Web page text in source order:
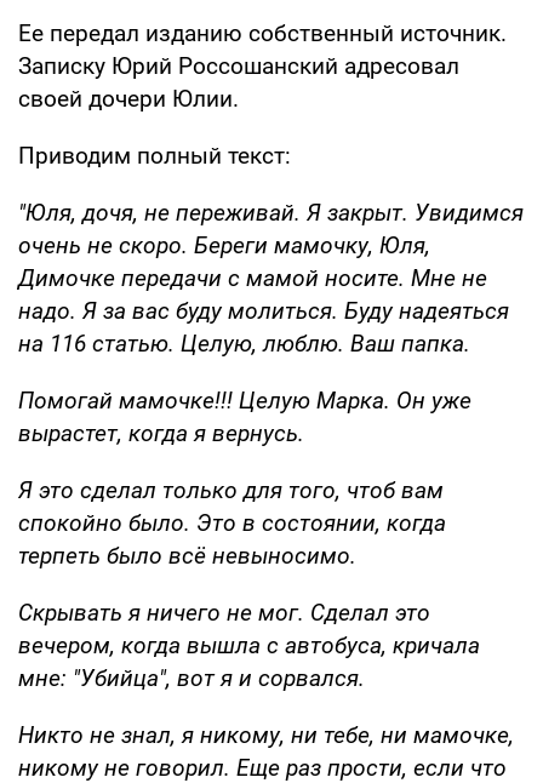
Ее передал изданию собственный источник.
Записку Юрий Россошанский адресовал
своей дочери Юлии.
Приводим полный текст:
"Юля, дочя, не переживай. Я закрыт. Увидимся
очень не скоро. Береги мамочку, Юля,
Димочке передачи с мамой носите. Мне не
надо. Я за вас буду молиться. Буду надеяться
на 116 статью. Целую, люблю. Ваш папка.
Помогай мамочке!!! Целую Марка. Он уже
вырастет, когда я вернусь.
Я это сделал только для того, чтоб вам
спокойно было. Это в состоянии, когда
терпеть было всё невыносимо.
Скрывать я ничего не мог. Сделал это
вечером, когда вышла с автобуса, кричала
мне: "Убийца", вот я и сорвался.
Никто не знал, я никому, ни тебе, ни мамочке,
никому не говорил. Еще раз прости, если что